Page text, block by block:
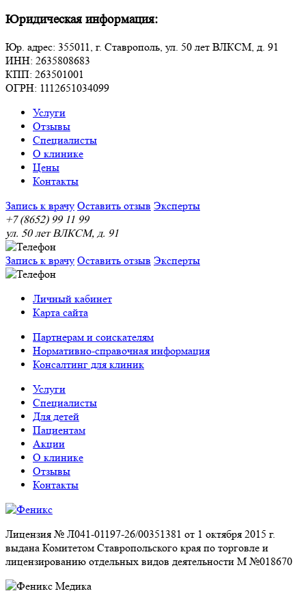
Юридическая информация:
Юр. адрес: 355011, г. Ставрополь, ул. 50 лет ВЛКСМ, д. 91
ИНН: 2635808683
КПП: 263501001
ОГРН: 1112651034099
Услуги
Отзывы
Специалисты
О клинике
Цены
Контакты
Запись к врачу Оставить отзыв Эксперты
+7 (8652) 99 11 99
ул. 50 лет ВЛКСМ, д. 91
Запись к врачу Оставить отзыв Эксперты
Личный кабинет
Карта сайта
Партнерам и соискателям
Нормативно-справочная информация
Консалтинг для клиник
Услуги
Специалисты
Для детей
Пациентам
Акции
О клинике
Отзывы
Контакты
Лицензия № Л041-01197-26/00351381 от 1 октября 2015 г.
выдана Комитетом Ставропольского края по торговле и
лицензированию отдельных видов деятельности М №018670